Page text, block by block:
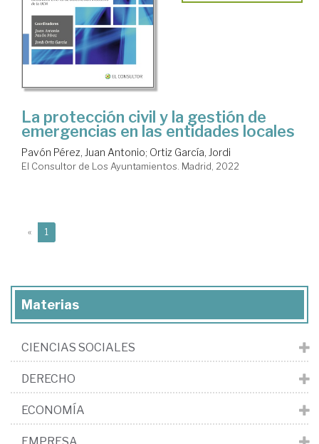
La protección civil y la gestión de
emergencias en las entidades locales
Pavón Pérez, Juan Antonio; Ortiz García, Jordi
El Consultor de Los Ayuntamientos. Madrid, 2022
« 1
Materias
CIENCIAS SOCIALES
DERECHO
ECONOMÍA